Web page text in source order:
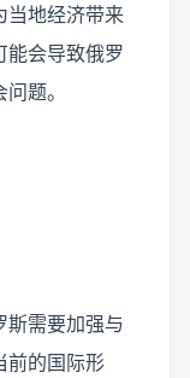
当地经济带来
能会导致俄罗
题。
斯需要加强与
前的国际形